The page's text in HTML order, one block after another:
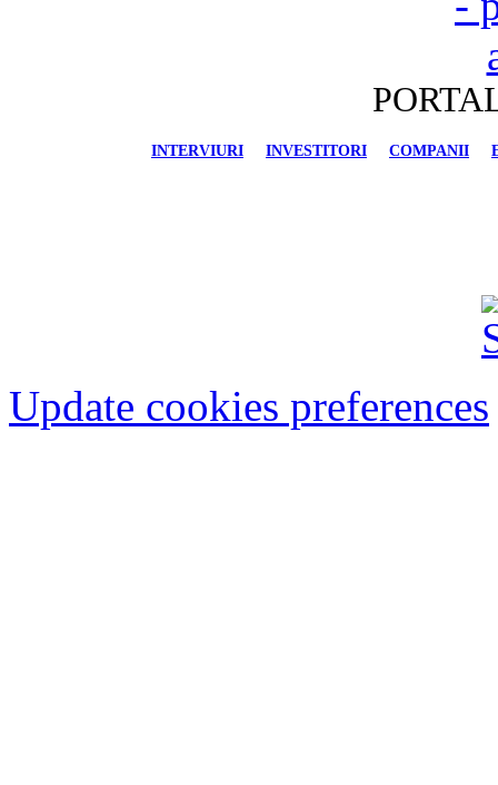
INTERVIURI INVESTITORI COMPANII
Update cookies preferences